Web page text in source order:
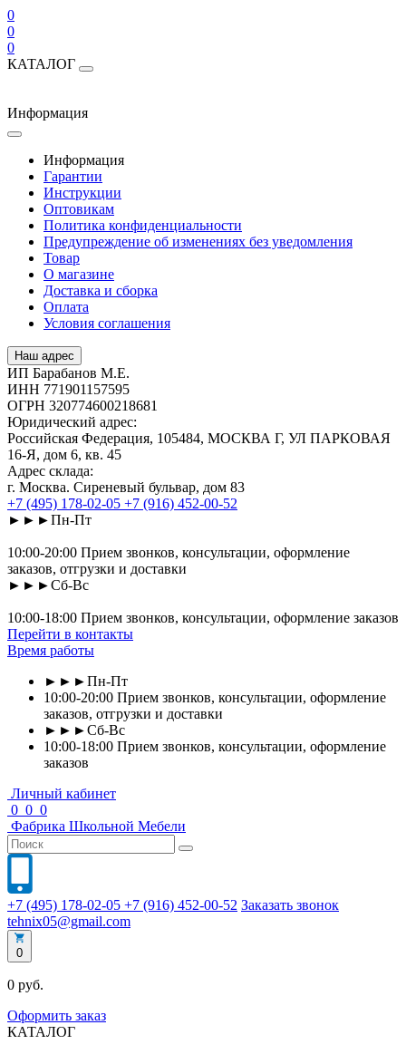
0
0
0
КАТАЛОГ
Информация
Информация
Гарантии
Инструкции
Оптовикам
Политика конфиденциальности
Предупреждение об изменениях без уведомления
Товар
О магазине
Доставка и сборка
Оплата
Условия соглашения
Наш адрес
ИП Барабанов М.Е.
ИНН 771901157595
ОГРН 320774600218681
Юридический адрес:
Российская Федерация, 105484, МОСКВА Г, УЛ ПАРКОВАЯ
16-Я, дом 6, кв. 45
Адрес склада:
г. Москва. Сиреневый бульвар, дом 83
+7 (495) 178-02-05 +7 (916) 452-00-52
►►►Пн-Пт
10:00-20:00 Прием звонков, консультации, оформление
заказов, отгрузки и доставки
►►►Сб-Вс
10:00-18:00 Прием звонков, консультации, оформление заказов
Перейти в контакты
Время работы
►►►Пн-Пт
10:00-20:00 Прием звонков, консультации, оформление
заказов, отгрузки и доставки
►►►Сб-Вс
10:00-18:00 Прием звонков, консультации, оформление
заказов
Личный кабинет
0 0 0
Фабрика Школьной Мебели
+7 (495) 178-02-05 +7 (916) 452-00-52 Заказать звонок
tehnix05@gmail.com
0
0 руб.
Оформить заказ
КАТАЛОГ